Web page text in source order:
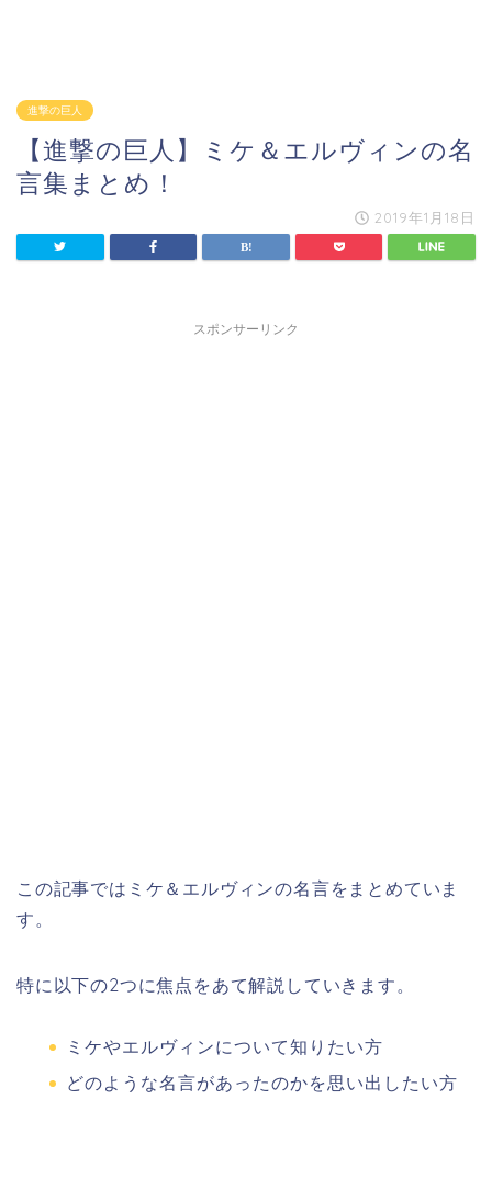
進撃の巨人
【進撃の巨人】ミケ＆エルヴィンの名
言集まとめ！
2019年1月18日
スポンサーリンク
この記事ではミケ＆エルヴィンの名言をまとめていま
す。
特に以下の2つに焦点をあて解説していきます。
ミケやエルヴィンについて知りたい方
どのような名言があったのかを思い出したい方